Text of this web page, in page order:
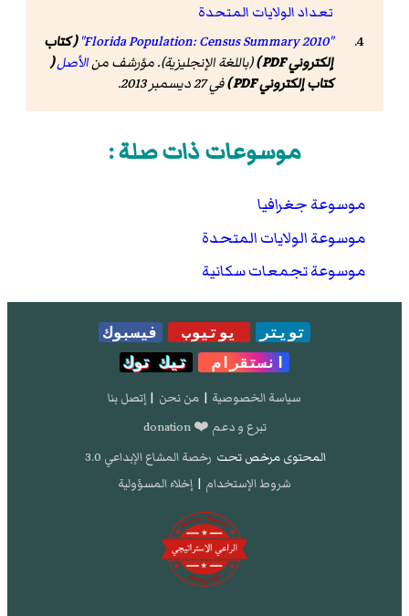
تعداد الولايات المتحدة
"Florida Population: Census Summary 2010"
( كتاب
إلكتروني PDF )
(باللغة الإنجليزية). مؤرشف منالأصل(
كتاب إلكتروني PDF )
في 27 ديسمبر 2013.
موسوعات ذات صلة :
موسوعة جغرافيا
موسوعة الولايات المتحدة
موسوعة تجمعات سكانية
تويتر يوتيوب
فيسبوك
انستقرام
تيك توك
سياسة الخصوصية | من نحن | إتصل بنا
تبرع و دعم ❤️ donation
المحتوى مرخص تحت رخصة المشاع الإبداعي 3.0
شروط الإستخدام | إخلاء المسؤولية